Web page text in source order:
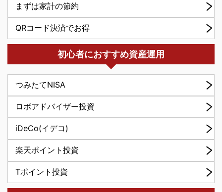
まずは家計の節約
QRコード決済でお得
初心者におすすめ資産運用
つみたてNISA
ロボアドバイザー投資
iDeCo(イデコ)
楽天ポイント投資
Tポイント投資